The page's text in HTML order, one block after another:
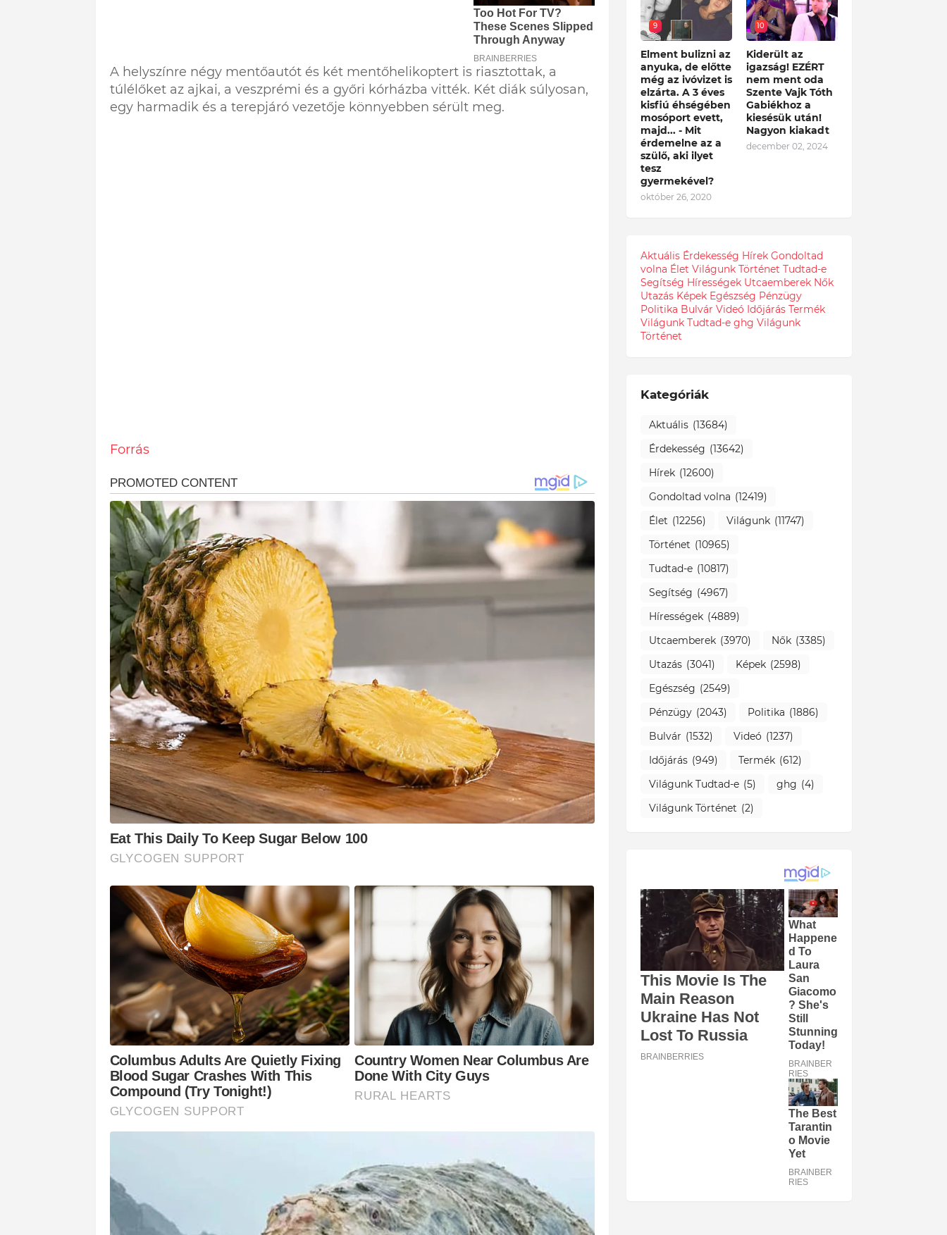
A helyszínre négy mentőautót és két mentőhelikoptert is riasztottak, a
túlélőket az ajkai, a veszprémi és a győri kórházba vitték. Két diák súlyosan,
egy harmadik és a terepjáró vezetője könnyebben sérült meg.
Forrás
9
Elment bulizni az
anyuka, de előtte
még az ivóvizet is
elzárta. A 3 éves
kisfiú éhségében
mosóport evett,
majd... - Mit
érdemelne az a
szülő, aki ilyet
tesz
gyermekével?
október 26, 2020
10
Kiderült az
igazság! EZÉRT
nem ment oda
Szente Vajk Tóth
Gabiékhoz a
kiesésük után!
Nagyon kiakadt
december 02, 2024
Aktuális Érdekesség Hírek Gondoltad
volna Élet Világunk Történet Tudtad-e
Segítség Hírességek Utcaemberek Nők
Utazás Képek Egészség Pénzügy
Politika Bulvár Videó Időjárás Termék
Világunk Tudtad-e ghg Világunk
Történet
Kategóriák
Aktuális (13684)
Érdekesség (13642)
Hírek (12600)
Gondoltad volna (12419)
Élet (12256) Világunk (11747)
Történet (10965)
Tudtad-e (10817)
Segítség (4967)
Hírességek (4889)
Utcaemberek (3970) Nők (3385)
Utazás (3041) Képek (2598)
Egészség (2549)
Pénzügy (2043) Politika (1886)
Bulvár (1532) Videó (1237)
Időjárás (949) Termék (612)
Világunk Tudtad-e (5) ghg (4)
Világunk Történet (2)